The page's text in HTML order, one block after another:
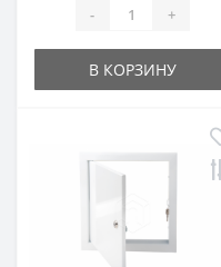
- +
В КОРЗИНУ